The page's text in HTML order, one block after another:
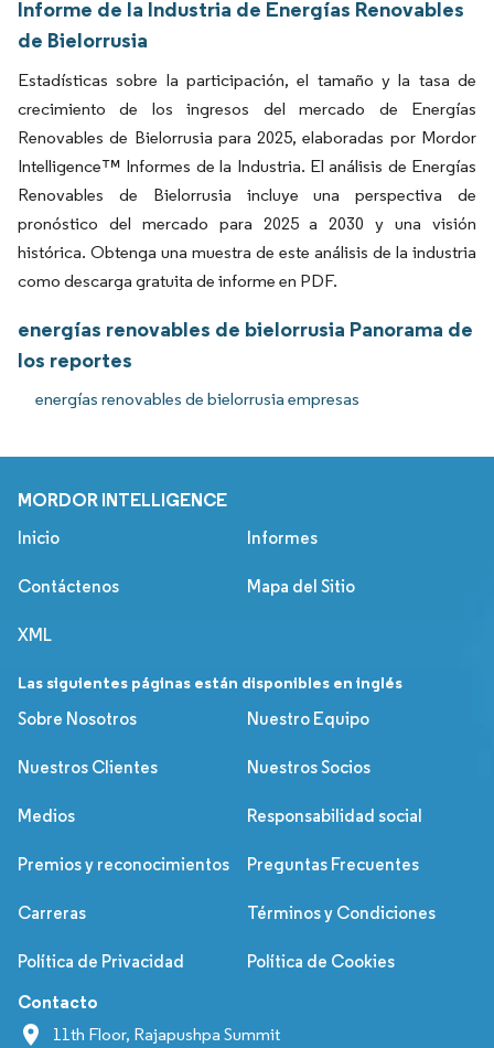
Informe de la Industria de Energías Renovables
de Bielorrusia
Estadísticas sobre la participación, el tamaño y la tasa de
crecimiento de los ingresos del mercado de Energías
Renovables de Bielorrusia para 2025, elaboradas por Mordor
Intelligence™ Informes de la Industria. El análisis de Energías
Renovables de Bielorrusia incluye una perspectiva de
pronóstico del mercado para 2025 a 2030 y una visión
histórica. Obtenga una muestra de este análisis de la industria
como descarga gratuita de informe en PDF.
energías renovables de bielorrusia Panorama de
los reportes
energías renovables de bielorrusia empresas
MORDOR INTELLIGENCE
Inicio Informes
Contáctenos Mapa del Sitio
XML
Las siguientes páginas están disponibles en inglés
Sobre Nosotros
Nuestro Equipo
Nuestros Clientes Nuestros Socios
Medios Responsabilidad social
Premios y reconocimientos Preguntas Frecuentes
Carreras Términos y Condiciones
Política de Privacidad Política de Cookies
Contacto
11th Floor, Rajapushpa Summit